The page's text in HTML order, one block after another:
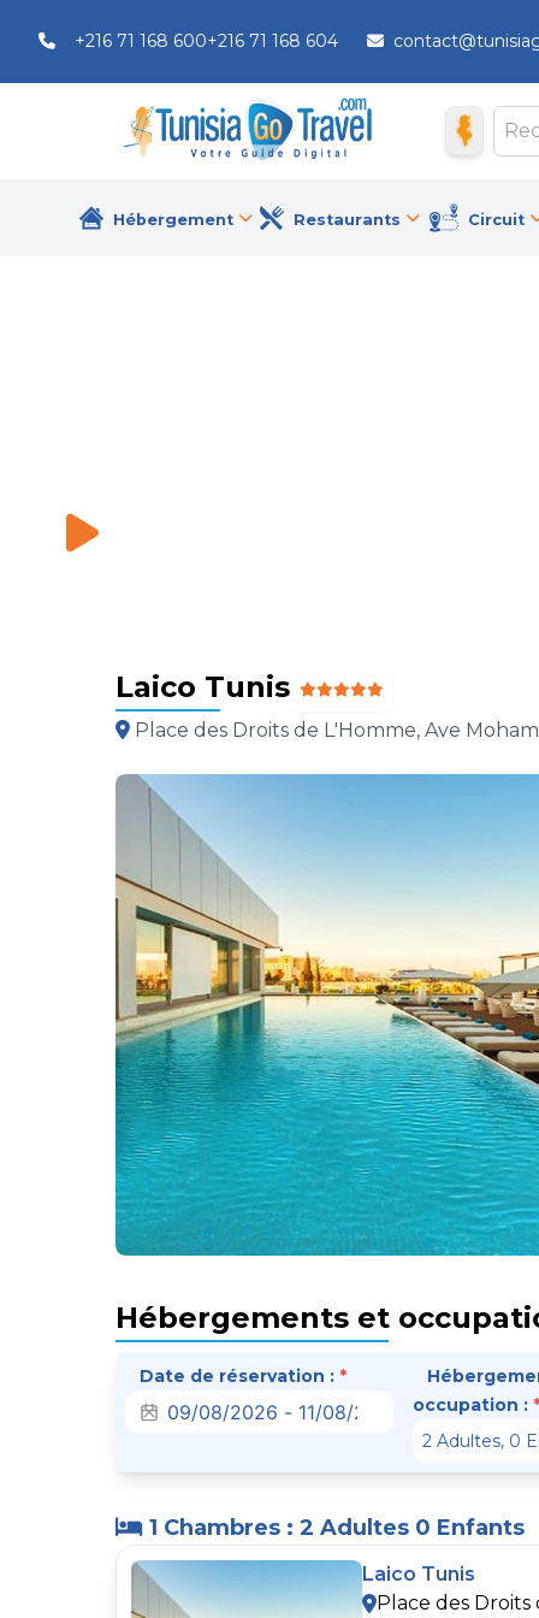
+216 71 168 600+216 71 168 604
Hébergement Restaurants Circuit
Laico Tunis
Place des Droits de L'Homme, Ave
Hébergements et
Date de réservation : *
occupation : *
1 Chambres : 2 Adultes 0 Enfants
Laico Tunis
Place des Droits